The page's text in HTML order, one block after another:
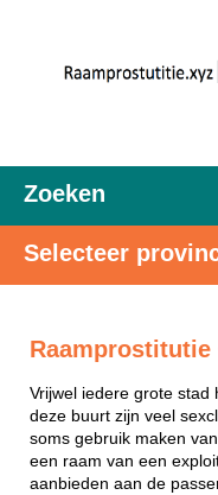
Zoeken
Selecteer
Raamprostitutie
Vrijwel iedere grote stad
deze buurt zijn veel
soms gebruik maken
een raam van een
aanbieden aan de